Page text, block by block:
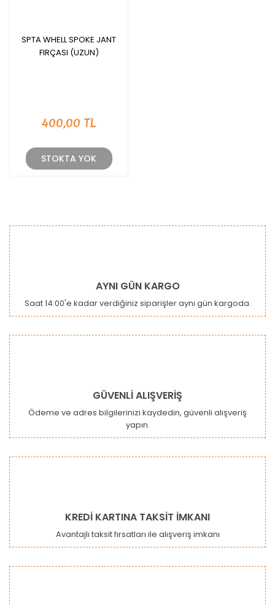
SPTA WHELL SPOKE JANT
FIRÇASI (UZUN)
400,00 TL
STOKTA YOK
AYNI GÜN KARGO
Saat 14:00'e kadar verdiğiniz siparişler aynı gün kargoda.
GÜVENLİ ALIŞVERİŞ
Ödeme ve adres bilgilerinizi kaydedin, güvenli alışveriş
yapın.
KREDİ KARTINA TAKSİT İMKANI
Avantajlı taksit fırsatları ile alışveriş imkanı